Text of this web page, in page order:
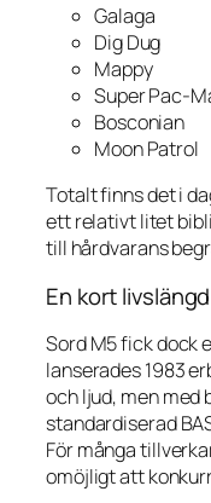
Galaga
Dig Dug
Mappy
Super Pac-
Bosconian
Moon Patrol
Totalt finns det i
ett relativt litet
till hårdvarans
En kort
Sord M5 fick dock
lanserades 1983
och ljud, men
standardiserad
För många
omöjligt att